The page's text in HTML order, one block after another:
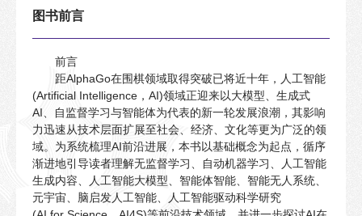
图书前言
前言
距AlphaGo在围棋领域取得突破已将近十年，人工智能
(Artificial Intelligence，AI)领域正迎来以大模型、生成式
AI、自监督学习与智能体为代表的新一轮发展浪潮，其影响
力迅速从技术层面扩展至社会、经济、文化等更为广泛的领
域。为系统梳理AI前沿进展，本书以基础概念为起点，循序
渐进地引导读者理解无监督学习、自动机器学习、人工智能
生成内容、人工智能大模型、智能体智能、智能无人系统、
元宇宙、脑启发人工智能、人工智能驱动科学研究